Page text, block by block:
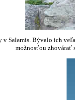
v Salamis. Bývalo ich
možnosťou zhovárať